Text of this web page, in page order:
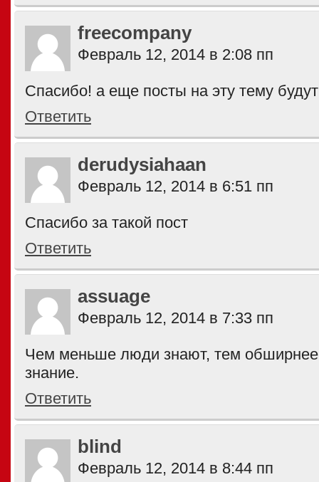
freecompany
Февраль 12, 2014 в 2:08 пп
Спасибо! а еще посты на эту тему
Ответить
derudysiahaan
Февраль 12, 2014 в 6:51 пп
Спасибо за такой пост
Ответить
assuage
Февраль 12, 2014 в 7:33 пп
Чем меньше люди знают, тем обширнее
знание.
Ответить
blind
Февраль 12, 2014 в 8:44 пп